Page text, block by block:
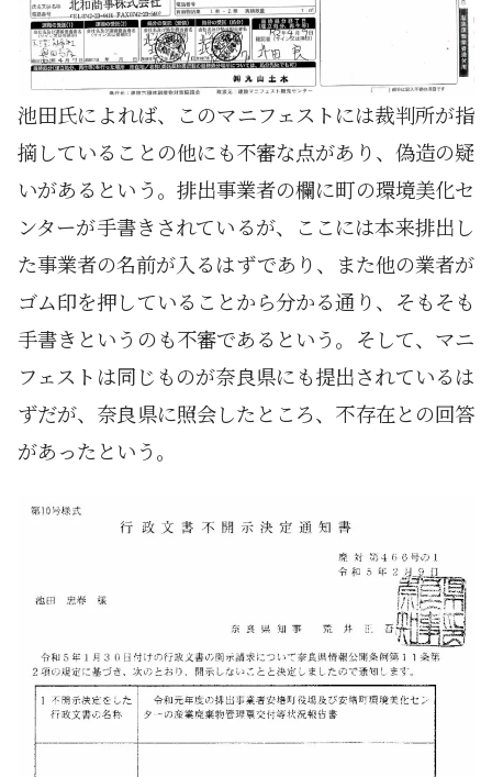
池田氏によれば、このマニフェストには裁判所が指
摘していることの他にも不審な点があり、偽造の疑
いがあるという。排出事業者の欄に町の環境美化セ
ンターが手書きされているが、ここには本来排出し
た事業者の名前が入るはずであり、また他の業者が
ゴム印を押していることから分かる通り、そもそも
手書きというのも不審であるという。そして、マニ
フェストは同じものが奈良県にも提出されているは
ずだが、奈良県に照会したところ、不存在との回答
があったという。